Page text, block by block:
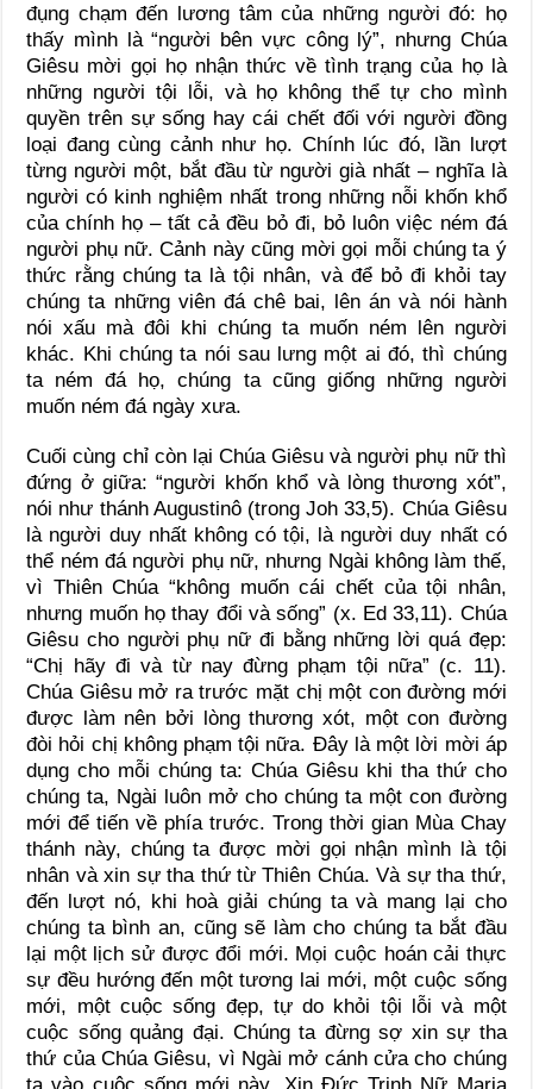
đụng chạm đến lương tâm của những người đó: họ
thấy mình là “người bên vực công lý”, nhưng Chúa
Giêsu mời gọi họ nhận thức về tình trạng của họ là
những người tội lỗi, và họ không thể tự cho mình
quyền trên sự sống hay cái chết đối với người đồng
loại đang cùng cảnh như họ. Chính lúc đó, lần lượt
từng người một, bắt đầu từ người già nhất – nghĩa là
người có kinh nghiệm nhất trong những nỗi khốn khổ
của chính họ – tất cả đều bỏ đi, bỏ luôn việc ném đá
người phụ nữ. Cảnh này cũng mời gọi mỗi chúng ta ý
thức rằng chúng ta là tội nhân, và để bỏ đi khỏi tay
chúng ta những viên đá chê bai, lên án và nói hành
nói xấu mà đôi khi chúng ta muốn ném lên người
khác. Khi chúng ta nói sau lưng một ai đó, thì chúng
ta ném đá họ, chúng ta cũng giống những người
muốn ném đá ngày xưa.
Cuối cùng chỉ còn lại Chúa Giêsu và người phụ nữ thì
đứng ở giữa: “người khốn khổ và lòng thương xót”,
nói như thánh Augustinô (trong Joh 33,5). Chúa Giêsu
là người duy nhất không có tội, là người duy nhất có
thể ném đá người phụ nữ, nhưng Ngài không làm thế,
vì Thiên Chúa “không muốn cái chết của tội nhân,
nhưng muốn họ thay đổi và sống” (x. Ed 33,11). Chúa
Giêsu cho người phụ nữ đi bằng những lời quá đẹp:
“Chị hãy đi và từ nay đừng phạm tội nữa” (c. 11).
Chúa Giêsu mở ra trước mặt chị một con đường mới
được làm nên bởi lòng thương xót, một con đường
đòi hỏi chị không phạm tội nữa. Đây là một lời mời áp
dụng cho mỗi chúng ta: Chúa Giêsu khi tha thứ cho
chúng ta, Ngài luôn mở cho chúng ta một con đường
mới để tiến về phía trước. Trong thời gian Mùa Chay
thánh này, chúng ta được mời gọi nhận mình là tội
nhân và xin sự tha thứ từ Thiên Chúa. Và sự tha thứ,
đến lượt nó, khi hoà giải chúng ta và mang lại cho
chúng ta bình an, cũng sẽ làm cho chúng ta bắt đầu
lại một lịch sử được đổi mới. Mọi cuộc hoán cải thực
sự đều hướng đến một tương lai mới, một cuộc sống
mới, một cuộc sống đẹp, tự do khỏi tội lỗi và một
cuộc sống quảng đại. Chúng ta đừng sợ xin sự tha
thứ của Chúa Giêsu, vì Ngài mở cánh cửa cho chúng
ta vào cuộc sống mới này. Xin Đức Trinh Nữ Maria